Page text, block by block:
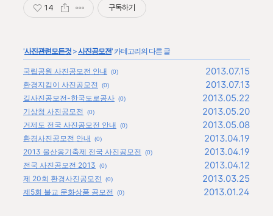
14 구독하기
'사진관련모든것 >사진공모전' 카테고리의 다른 글
국립공원 사진공모전 안내 (0) 2013.07.15
환경지킴이 사진공모전 (0) 2013.07.13
길사진공모전-한국도로공사 (0) 2013.05.22
기상청 사진공모전 (0) 2013.05.20
거제도 전국 사진공모전 안내 (0) 2013.05.08
환경사진공모전 안내 (0) 2013.04.19
2013 울산옹기축제 전국 사진공모전 (0) 2013.04.19
전국 사진공모전 2013 (0) 2013.04.12
제 20회 환경사진공모전 (0) 2013.03.25
제5회 불교 문화상품 공모전 (0) 2013.01.24